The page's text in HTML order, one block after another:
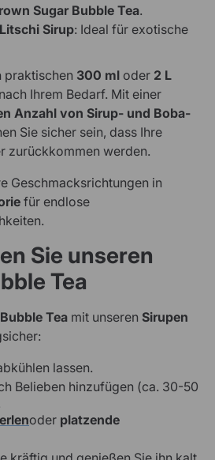
Sugar Bubble Tea.
Sirup: Ideal für exotische
praktischen 300 ml oder 2 L
Ihrem Bedarf. Mit einer
Anzahl von Sirup- und Boba-
Sie sicher sein, dass Ihre
zurückkommen werden.
Geschmacksrichtungen in
für endlose
Sie unseren
Tea
Bubble Tea mit unseren Sirupen
lassen.
Belieben hinzufügen (ca. 30-50
oder platzende